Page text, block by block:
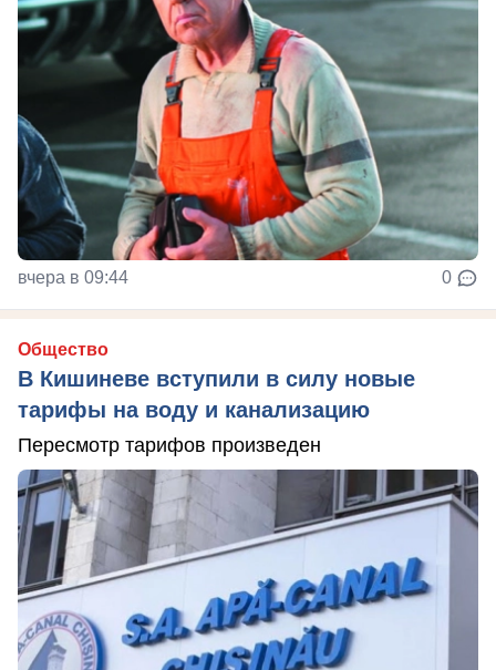
вчера в 09:44 0
Общество
В Кишиневе вступили в силу новые
тарифы на воду и канализацию
Пересмотр тарифов произведен